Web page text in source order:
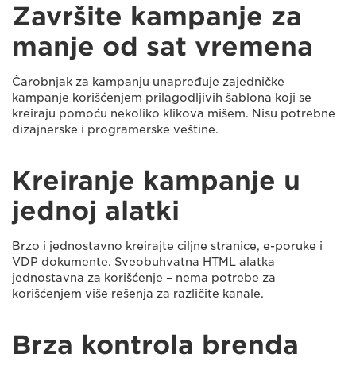
Završite kampanje za
manje od sat vremena
Čarobnjak za kampanju unapređuje zajedničke
kampanje korišćenjem prilagodljivih šablona koji se
kreiraju pomoću nekoliko klikova mišem. Nisu potrebne
dizajnerske i programerske veštine.
Kreiranje kampanje u
jednoj alatki
Brzo i jednostavno kreirajte ciljne stranice, e-poruke i
VDP dokumente. Sveobuhvatna HTML alatka
jednostavna za korišćenje – nema potrebe za
korišćenjem više rešenja za različite kanale.
Brza kontrola brenda